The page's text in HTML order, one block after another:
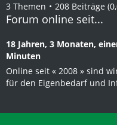
3 Themen 208 Beiträge
Forum online seit...
18 Jahren, 3 Monaten,
Minuten
Online seit « 2008 » sind
für den Eigenbedarf und